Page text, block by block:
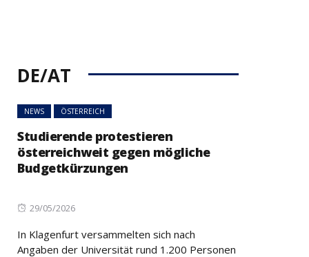
DE/AT
NEWS ÖSTERREICH
Studierende protestieren
österreichweit gegen mögliche
Budgetkürzungen
Posted
29/05/2026
In Klagenfurt versammelten sich nach
Angaben der Universität rund 1.200 Personen